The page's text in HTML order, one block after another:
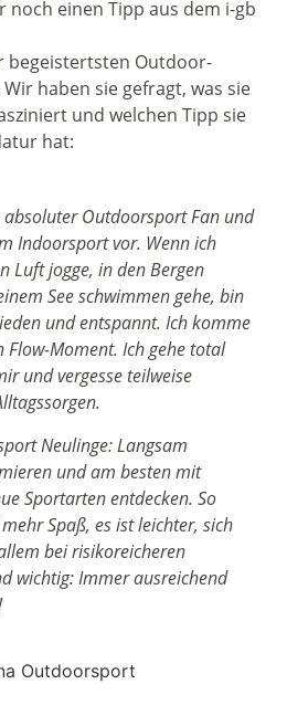
noch einen Tipp aus dem i-gb
begeistertsten Outdoor-
haben sie gefragt, was sie
und welchen Tipp sie
hat:
Outdoorsport Fan und
Indoorsport vor. Wenn ich
Luft jogge, in den Bergen
See schwimmen gehe, bin
und entspannt. Ich komme
Moment. Ich gehe total
und vergesse teilweise
Neulinge: Langsam
und am besten mit
Sportarten entdecken. So
Spaß, es ist leichter, sich
bei risikoreicheren
wichtig: Immer ausreichend